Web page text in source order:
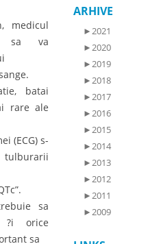
medicul
sa va
batai
rare ale
(ECG) s-
sa
?i orice
sa
ARHIVE
►2021
►2020
►2019
►2018
►2017
►2016
►2015
►2014
►2013
►2012
►2011
►2009